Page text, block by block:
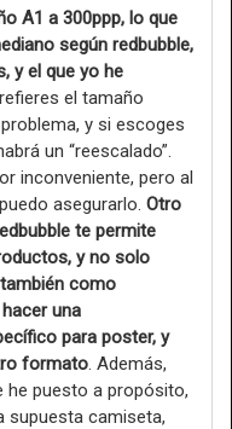
A1 a 300ppp, lo que
según redbubble,
y el que yo he
el tamaño
y si escoges
un “reescalado”.
inconveniente, pero al
asegurarlo. Otro
te permite
y no solo
como
una
para poster, y
formato. Además,
he puesto a propósito,
supuesta camiseta,